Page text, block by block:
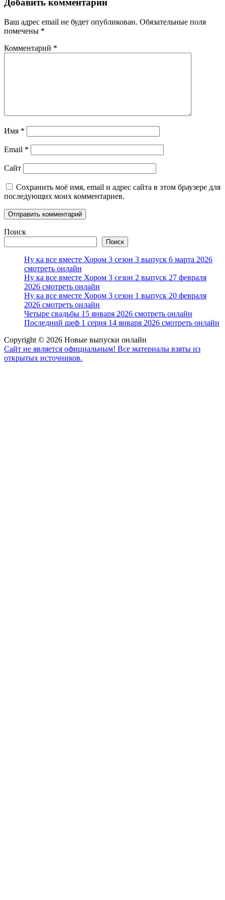
Добавить комментарий
Ваш адрес email не будет опубликован. Обязательные поля
помечены *
Комментарий *
Имя *
Email *
Сайт
Сохранить моё имя, email и адрес сайта в этом браузере для
последующих моих комментариев.
Поиск
Поиск
Ну ка все вместе Хором 3 сезон 3 выпуск 6 марта 2026
смотреть онлайн
Ну ка все вместе Хором 3 сезон 2 выпуск 27 февраля
2026 смотреть онлайн
Ну ка все вместе Хором 3 сезон 1 выпуск 20 февраля
2026 смотреть онлайн
Четыре свадьбы 15 января 2026 смотреть онлайн
Последний шеф 1 серия 14 января 2026 смотреть онлайн
Copyright © 2026 Новые выпуски онлайн
Сайт не является официальным! Все материалы взяты из
открытых источников.